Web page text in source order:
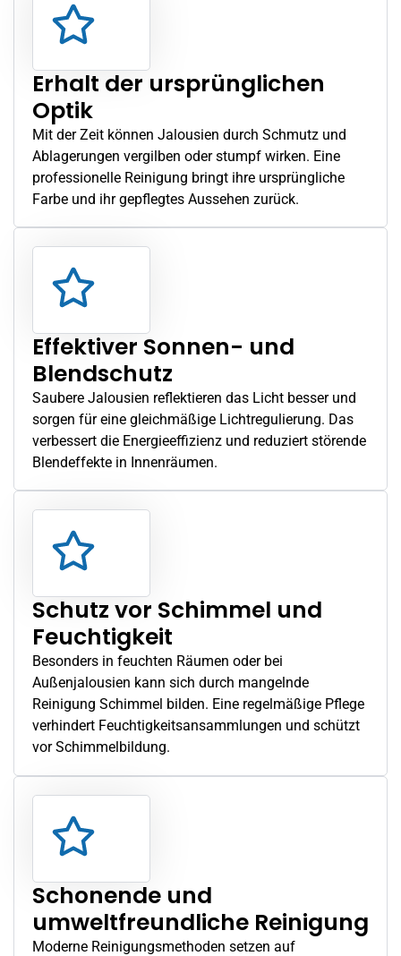
Erhalt der ursprünglichen
Optik
Mit der Zeit können Jalousien durch Schmutz und
Ablagerungen vergilben oder stumpf wirken. Eine
professionelle Reinigung bringt ihre ursprüngliche
Farbe und ihr gepflegtes Aussehen zurück.
Effektiver Sonnen- und
Blendschutz
Saubere Jalousien reflektieren das Licht besser und
sorgen für eine gleichmäßige Lichtregulierung. Das
verbessert die Energieeffizienz und reduziert störende
Blendeffekte in Innenräumen.
Schutz vor Schimmel und
Feuchtigkeit
Besonders in feuchten Räumen oder bei
Außenjalousien kann sich durch mangelnde
Reinigung Schimmel bilden. Eine regelmäßige Pflege
verhindert Feuchtigkeitsansammlungen und schützt
vor Schimmelbildung.
Schonende und
umweltfreundliche Reinigung
Moderne Reinigungsmethoden setzen auf